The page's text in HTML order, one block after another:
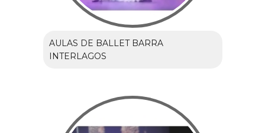
AULAS DE BALLET BARRA
INTERLAGOS